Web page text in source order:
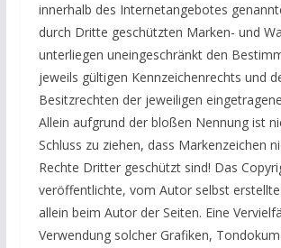
innerhalb des Internetangebotes
durch Dritte geschützten Marken- und
unterliegen uneingeschränkt den
jeweils gültigen Kennzeichenrechts und
Besitzrechten der jeweiligen
Allein aufgrund der bloßen Nennung ist
Schluss zu ziehen, dass Markenzeichen
Rechte Dritter geschützt sind! Das
veröffentlichte, vom Autor selbst
allein beim Autor der Seiten. Eine
Verwendung solcher Grafiken,